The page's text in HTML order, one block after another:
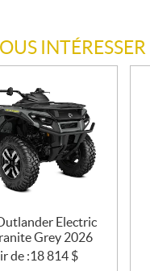
INTÉRESSER
Electric
Grey 2026
de :18 814 $